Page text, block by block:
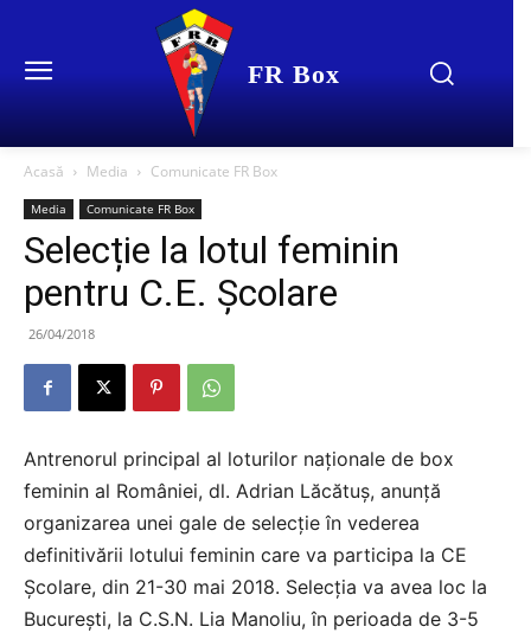
FR Box
Acasă Media Comunicate FR Box
Media Comunicate FR Box
Selecție la lotul feminin
pentru C.E. Școlare
26/04/2018
Antrenorul principal al loturilor naționale de box
feminin al României, dl. Adrian Lăcătuș, anunță
organizarea unei gale de selecție în vederea
definitivării lotului feminin care va participa la CE
Școlare, din 21-30 mai 2018. Selecția va avea loc la
București, la C.S.N. Lia Manoliu, în perioada de 3-5